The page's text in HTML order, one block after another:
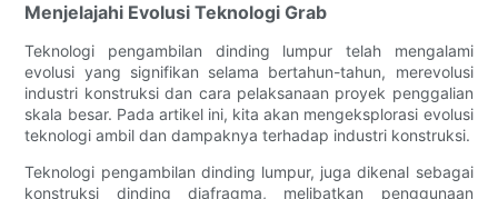
Menjelajahi Evolusi Teknologi Grab
Teknologi pengambilan dinding lumpur telah mengalami
evolusi yang signifikan selama bertahun-tahun, merevolusi
industri konstruksi dan cara pelaksanaan proyek penggalian
skala besar. Pada artikel ini, kita akan mengeksplorasi evolusi
teknologi ambil dan dampaknya terhadap industri konstruksi.
Teknologi pengambilan dinding lumpur, juga dikenal sebagai
konstruksi dinding diafragma, melibatkan penggunaan